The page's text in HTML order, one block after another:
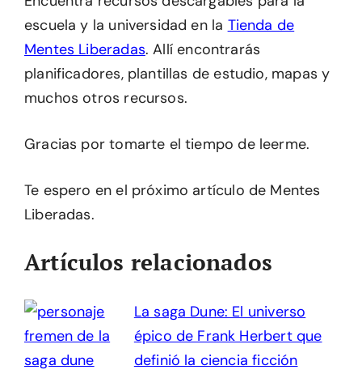
escuela y la universidad en la Tienda de
Mentes Liberadas. Allí encontrarás
planificadores, plantillas de estudio, mapas y
muchos otros recursos.
Gracias por tomarte el tiempo de leerme.
Te espero en el próximo artículo de Mentes
Liberadas.
Artículos relacionados
La saga Dune: El universo
épico de Frank Herbert que
definió la ciencia ficción